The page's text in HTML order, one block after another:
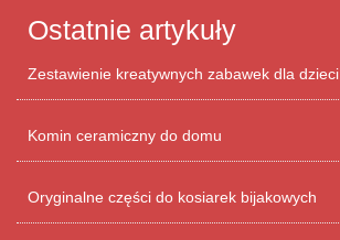
Ostatnie artykuły
Zestawienie kreatywnych zabawek dla dzieci.
Komin ceramiczny do domu
Oryginalne części do kosiarek bijakowych